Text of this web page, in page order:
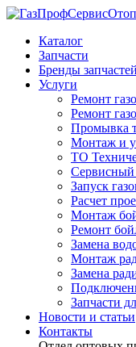
Каталог
Запчасти
Бренды запчастей
Услуги
Ремонт
Ремонт
Промывка
Монтаж и
ТО
Сервисный
Запуск
Расчет
Монтаж
Ремонт
Замена
Монтаж
Замена
Запчасти
Новости и статьи
Контакты